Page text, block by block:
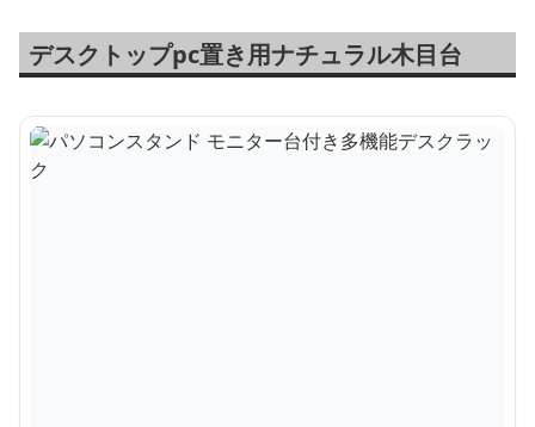
デスクトップpc置き用ナチュラル木目台